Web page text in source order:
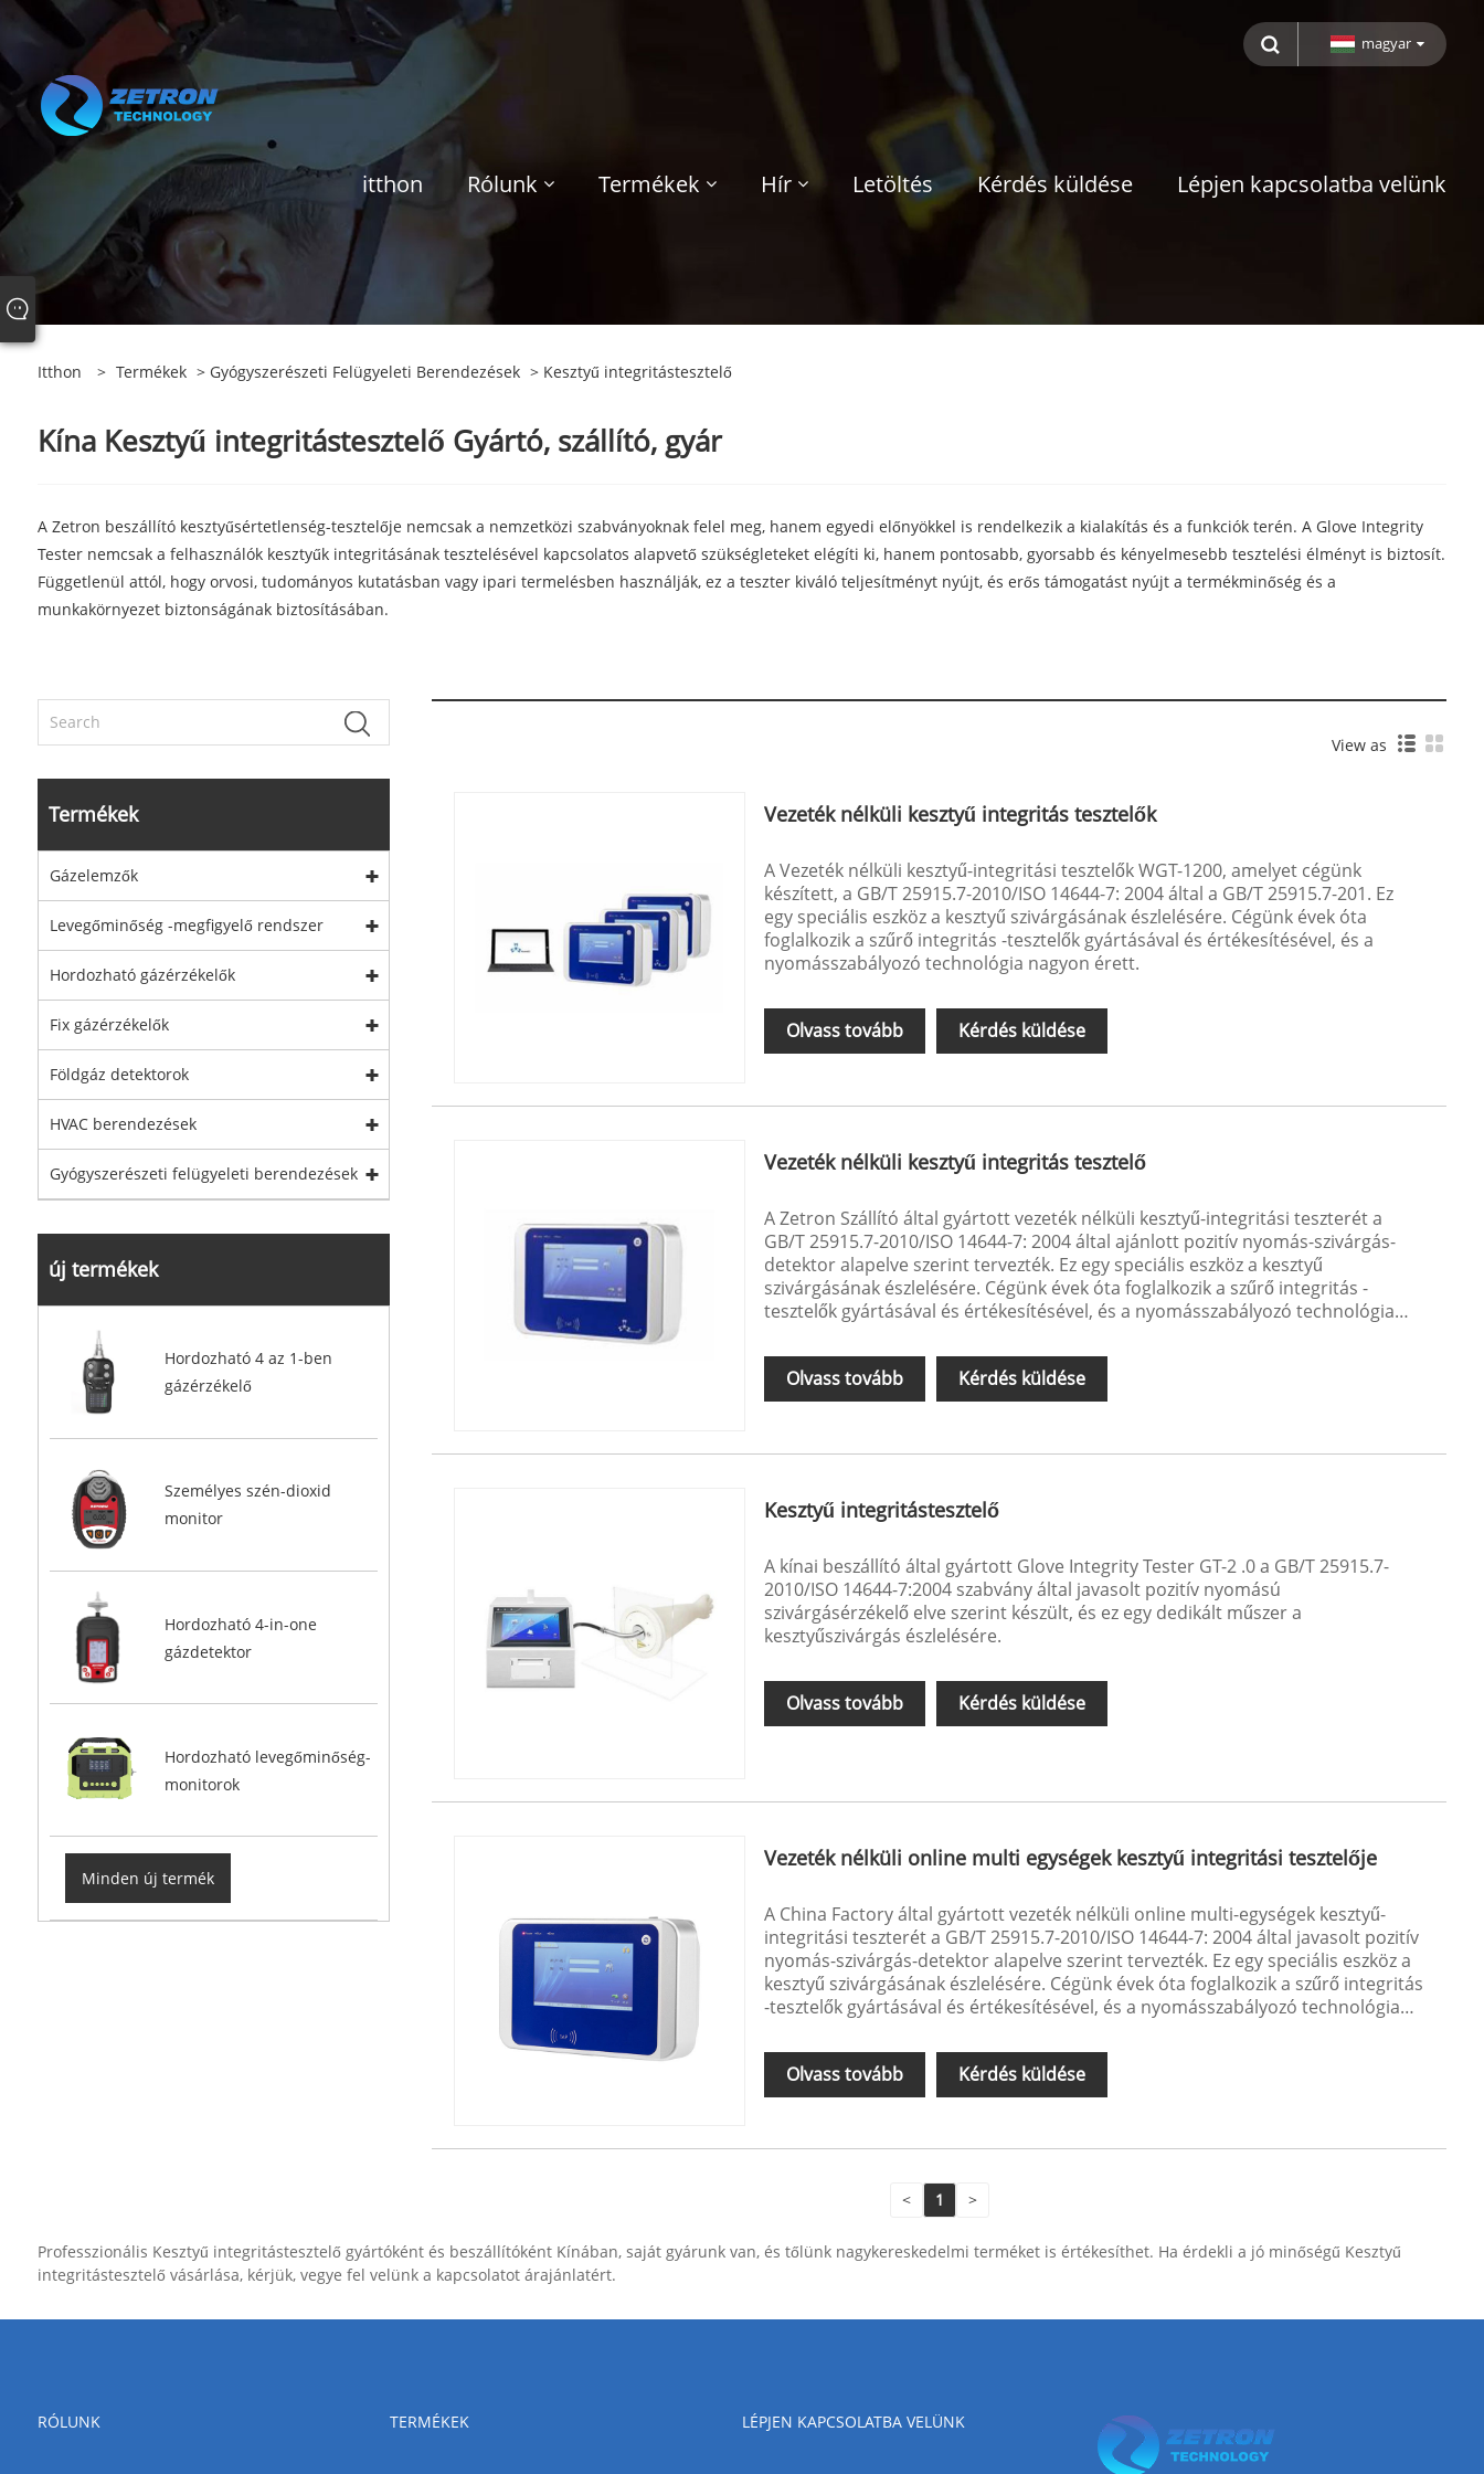
magyar
itthon Rólunk Termékek Hír Letöltés Kérdés küldése Lépjen kapcsolatba velünk
Itthon > Termékek > Gyógyszerészeti Felügyeleti Berendezések > Kesztyű integritástesztelő
Kína Kesztyű integritástesztelő Gyártó, szállító, gyár
A Zetron beszállító kesztyűsértetlenség-tesztelője nemcsak a nemzetközi szabványoknak felel meg, hanem egyedi előnyökkel is rendelkezik a kialakítás és a funkciók terén. A Glove Integrity
Tester nemcsak a felhasználók kesztyűk integritásának tesztelésével kapcsolatos alapvető szükségleteket elégíti ki, hanem pontosabb, gyorsabb és kényelmesebb tesztelési élményt is biztosít.
Függetlenül attól, hogy orvosi, tudományos kutatásban vagy ipari termelésben használják, ez a teszter kiváló teljesítményt nyújt, és erős támogatást nyújt a termékminőség és a
munkakörnyezet biztonságának biztosításában.
Termékek
Gázelemzők
Levegőminőség -megfigyelő rendszer
Hordozható gázérzékelők
Fix gázérzékelők
Földgáz detektorok
HVAC berendezések
Gyógyszerészeti felügyeleti berendezések
új termékek
Hordozható 4 az 1-ben
gázérzékelő
Személyes szén-dioxid
monitor
Hordozható 4-in-one
gázdetektor
Hordozható levegőminőség-
monitorok
Minden új termék
View as
Vezeték nélküli kesztyű integritás tesztelők
A Vezeték nélküli kesztyű-integritási tesztelők WGT-1200, amelyet cégünk
készített, a GB/T 25915.7-2010/ISO 14644-7: 2004 által a GB/T 25915.7-201. Ez
egy speciális eszköz a kesztyű szivárgásának észlelésére. Cégünk évek óta
foglalkozik a szűrő integritás -tesztelők gyártásával és értékesítésével, és a
nyomásszabályozó technológia nagyon érett.
Olvass tovább Kérdés küldése
Vezeték nélküli kesztyű integritás tesztelő
A Zetron Szállító által gyártott vezeték nélküli kesztyű-integritási teszterét a
GB/T 25915.7-2010/ISO 14644-7: 2004 által ajánlott pozitív nyomás-szivárgás-
detektor alapelve szerint tervezték. Ez egy speciális eszköz a kesztyű
szivárgásának észlelésére. Cégünk évek óta foglalkozik a szűrő integritás -
tesztelők gyártásával és értékesítésével, és a nyomásszabályozó technológia
Olvass tovább
Kérdés küldése
Kesztyű integritástesztelő
A kínai beszállító által gyártott Glove Integrity Tester GT-2 .0 a GB/T 25915.7-
2010/ISO 14644-7:2004 szabvány által javasolt pozitív nyomású
szivárgásérzékelő elve szerint készült, és ez egy dedikált műszer a
kesztyűszivárgás észlelésére.
Olvass tovább Kérdés küldése
Vezeték nélküli online multi egységek kesztyű integritási tesztelője
A China Factory által gyártott vezeték nélküli online multi-egységek kesztyű-
integritási teszterét a GB/T 25915.7-2010/ISO 14644-7: 2004 által javasolt pozitív
nyomás-szivárgás-detektor alapelve szerint tervezték. Ez egy speciális eszköz a
kesztyű szivárgásának észlelésére. Cégünk évek óta foglalkozik a szűrő integritás
-tesztelők gyártásával és értékesítésével, és a nyomásszabályozó technológia
Olvass tovább
Kérdés küldése
< 1 >
Professzionális Kesztyű integritástesztelő gyártóként és beszállítóként Kínában, saját gyárunk van, és tőlünk nagykereskedelmi terméket is értékesíthet. Ha érdekli a jó minőségű Kesztyű
integritástesztelő vásárlása, kérjük, vegye fel velünk a kapcsolatot árajánlatért.
RÓLUNK TERMÉKEK LÉPJEN KAPCSOLATBA VELÜNK